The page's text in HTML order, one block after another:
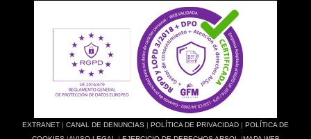
EXTRANET | CANAL DE DENUNCIAS | POLÍTICA DE PRIVACIDAD | POLÍTICA DE